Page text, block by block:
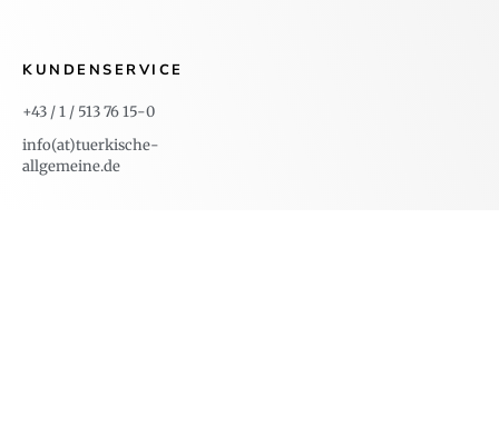
KUNDENSERVICE
+43 / 1 / 513 76 15-0
info(at)tuerkische-
allgemeine.de